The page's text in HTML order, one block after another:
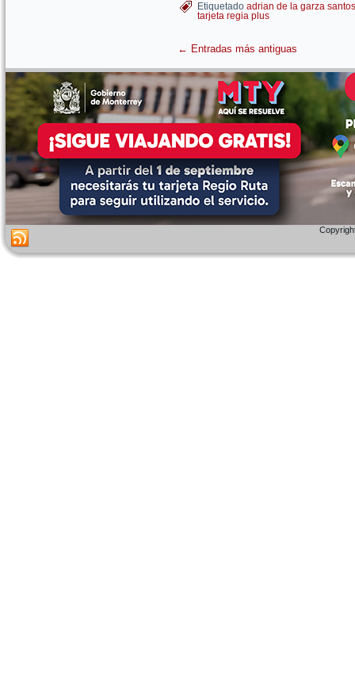
Etiquetado adrian de la garza santos
tarjeta regia plus
← Entradas más antiguas